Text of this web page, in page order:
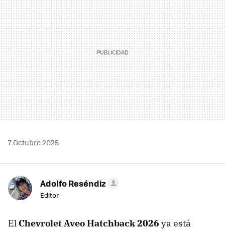
7 Octubre 2025
Adolfo Reséndiz
Editor
El Chevrolet Aveo Hatchback 2026 ya está